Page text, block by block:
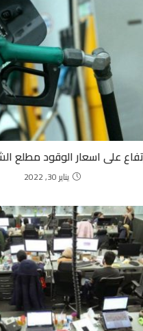
على اسعار الوقود مطلع
يناير 30, 2022